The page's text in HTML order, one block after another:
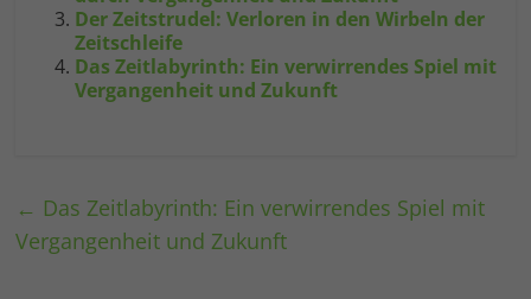
Der Zeitstrudel: Verloren in den Wirbeln der
Zeitschleife
Das Zeitlabyrinth: Ein verwirrendes Spiel mit
Vergangenheit und Zukunft
← Das Zeitlabyrinth: Ein verwirrendes Spiel mit
Vergangenheit und Zukunft